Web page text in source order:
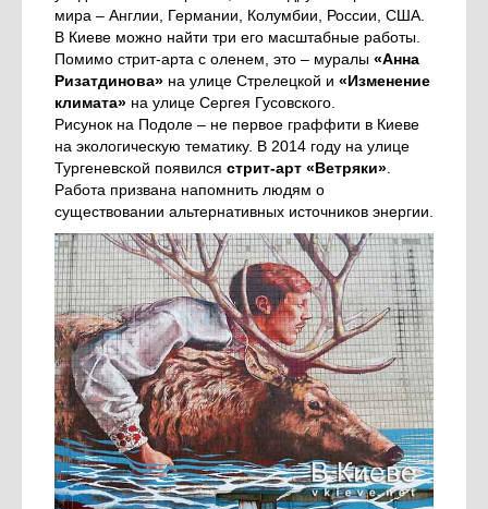
мира – Англии, Германии, Колумбии, России, США.
В Киеве можно найти три его масштабные работы.
Помимо стрит-арта с оленем, это – муралы «Анна
Ризатдинова» на улице Стрелецкой и «Изменение
климата» на улице Сергея Гусовского.
Рисунок на Подоле – не первое граффити в Киеве
на экологическую тематику. В 2014 году на улице
Тургеневской появился стрит-арт «Ветряки».
Работа призвана напомнить людям о
существовании альтернативных источников энергии.